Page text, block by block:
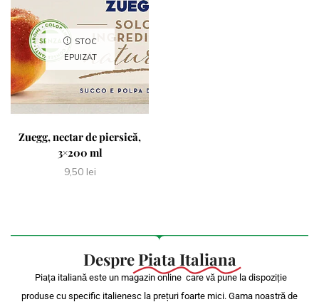
STOC
EPUIZAT
Zuegg, nectar de piersică,
3×200 ml
9,50 lei
DesprePiata Italiana
Piața italiană este un magazin online care vă pune la dispoziție
produse cu specific italienesc la prețuri foarte mici. Gama noastră de